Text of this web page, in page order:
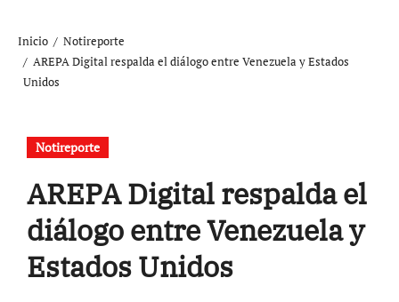
Inicio
Notireporte
AREPA Digital respalda el diálogo entre Venezuela y Estados
Unidos
Notireporte
AREPA Digital respalda el
diálogo entre Venezuela y
Estados Unidos